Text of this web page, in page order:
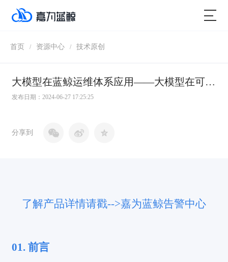
首页 / 资源中心 / 技术原创
大模型在蓝鲸运维体系应用——大模型在可观测的增强
发布日期：2024-06-27 17:25:25
分享到
了解产品详情请戳-->嘉为蓝鲸告警中心
01. 前言